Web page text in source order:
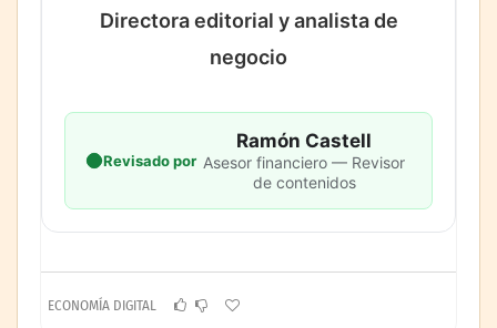
Directora editorial y analista de
negocio
Revisado por
Ramón Castell
Asesor financiero — Revisor
de contenidos
ECONOMÍA DIGITAL